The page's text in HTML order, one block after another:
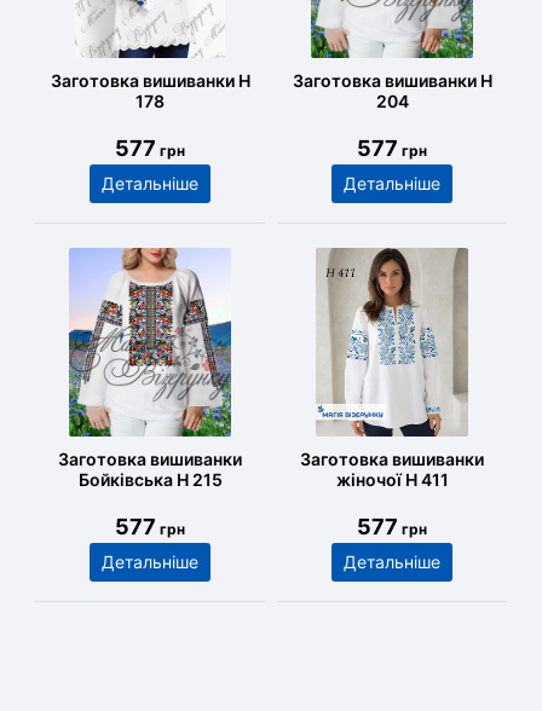
Заготовка вишиванки Н
178
577 грн
Детальніше
Заготовка вишиванки Н
204
577 грн
Детальніше
Заготовка вишиванки
Бойківська Н 215
577 грн
Детальніше
Заготовка вишиванки
жіночої Н 411
577 грн
Детальніше